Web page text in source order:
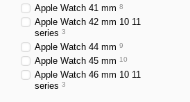
Аpple Watch 41 mm 8
Аpple Watch 42 mm 10 11
series 3
Аpple Watch 44 mm 9
Аpple Watch 45 mm 10
Аpple Watch 46 mm 10 11
series 3